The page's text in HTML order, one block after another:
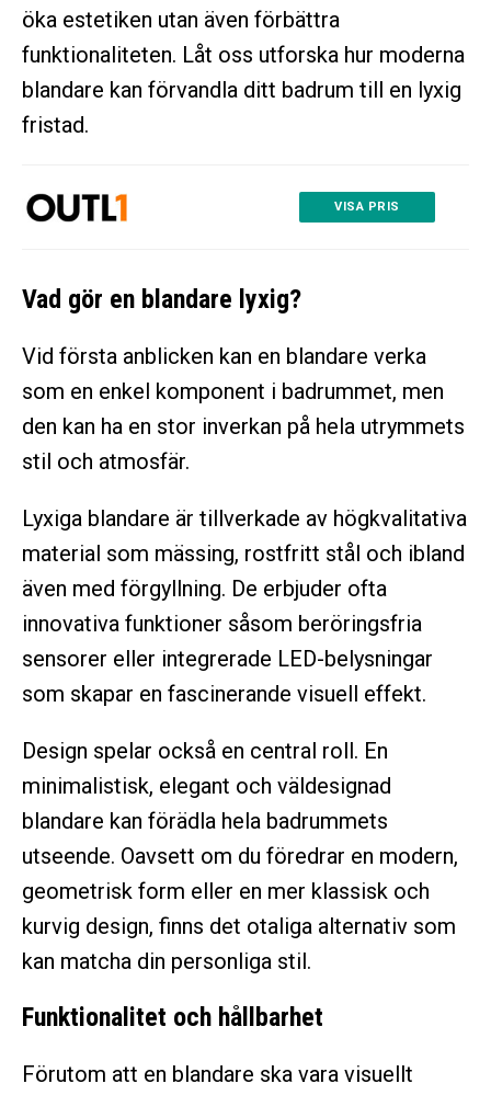
öka estetiken utan även förbättra
funktionaliteten. Låt oss utforska hur moderna
blandare kan förvandla ditt badrum till en lyxig
fristad.
VISA PRIS
Vad gör en blandare lyxig?
Vid första anblicken kan en blandare verka
som en enkel komponent i badrummet, men
den kan ha en stor inverkan på hela utrymmets
stil och atmosfär.
Lyxiga blandare är tillverkade av högkvalitativa
material som mässing, rostfritt stål och ibland
även med förgyllning. De erbjuder ofta
innovativa funktioner såsom beröringsfria
sensorer eller integrerade LED-belysningar
som skapar en fascinerande visuell effekt.
Design spelar också en central roll. En
minimalistisk, elegant och väldesignad
blandare kan förädla hela badrummets
utseende. Oavsett om du föredrar en modern,
geometrisk form eller en mer klassisk och
kurvig design, finns det otaliga alternativ som
kan matcha din personliga stil.
Funktionalitet och hållbarhet
Förutom att en blandare ska vara visuellt